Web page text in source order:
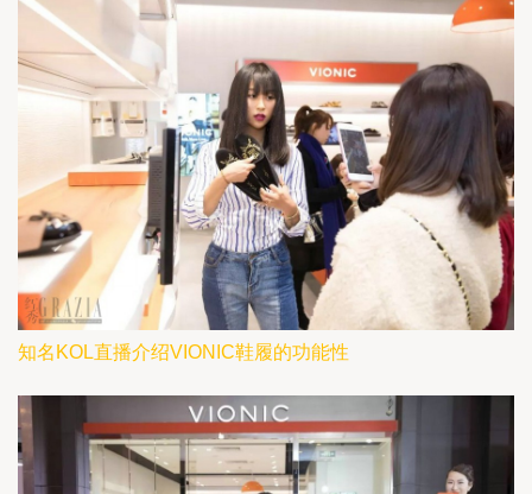
知名KOL直播介绍VIONIC鞋履的功能性